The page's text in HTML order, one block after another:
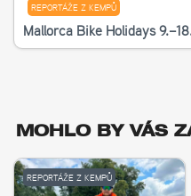
REPORTÁŽE Z KEMPŮ
Mallorca Bike Holidays
MOHLO BY VÁS
REPORTÁŽE Z KEMPŮ